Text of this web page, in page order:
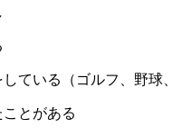
ている（ゴルフ、野球
とがある